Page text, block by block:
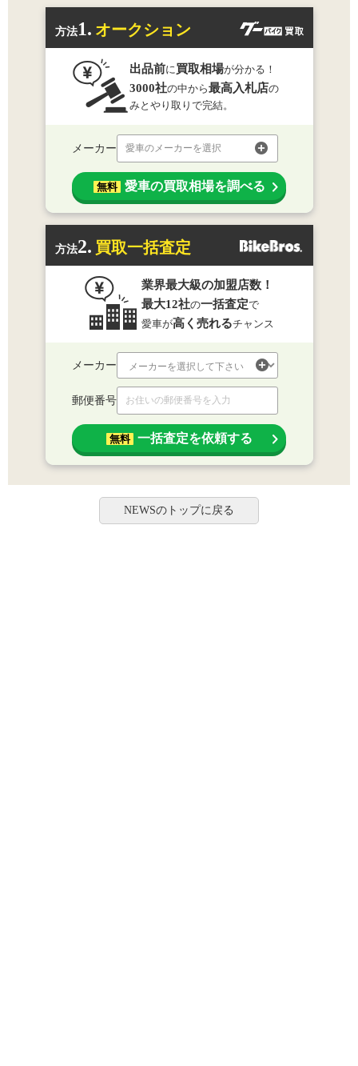
方法1. オークション
出品前に買取相場が分かる！
3000社の中から最高入札店の
みとやり取りで完結。
メーカー 愛車のメーカーを選択
無料 愛車の買取相場を調べる
方法2. 買取一括査定
業界最大級の加盟店数！
最大12社の一括査定で
愛車が高く売れるチャンス
メーカー
郵便番号
無料 一括査定を依頼する
NEWSのトップに戻る